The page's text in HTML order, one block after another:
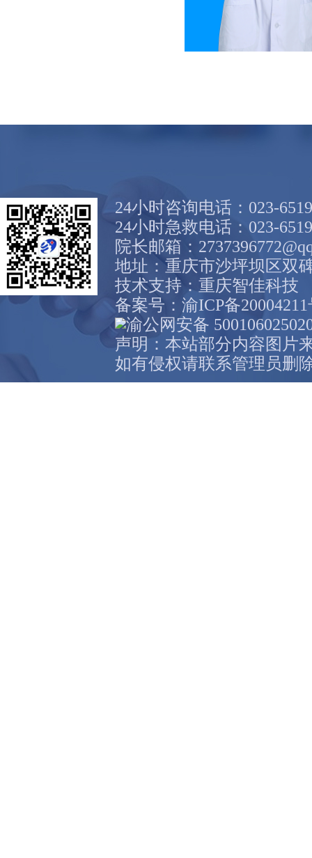
24小时咨询电话：023-
24小时急救电话：023-
院长邮箱：
地址：重庆市沙坪坝区双
技术支持： 重庆智佳科技
备案号： 渝ICP备
渝公网安备
声明：本站部分内容图片
如有侵权请联系管理员删